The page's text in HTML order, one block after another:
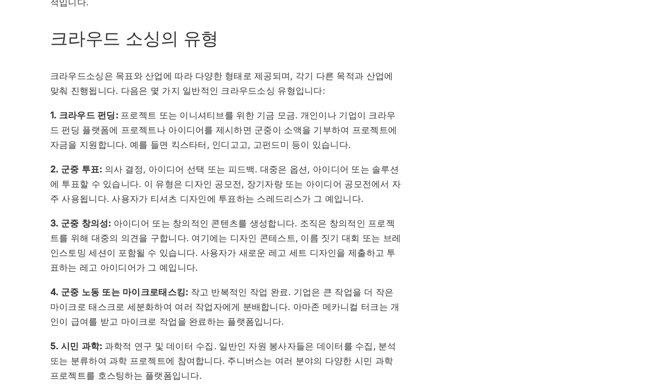
크라우드 소싱의 유형
크라우드소싱은 목표와 산업에 따라 다양한 형태로 제공되며, 각기 다른 목적과 산업에
맞춰 진행됩니다. 다음은 몇 가지 일반적인 크라우드소싱 유형입니다:
1. 크라우드 펀딩: 프로젝트 또는 이니셔티브를 위한 기금 모금. 개인이나 기업이 크라우
드 펀딩 플랫폼에 프로젝트나 아이디어를 제시하면 군중이 소액을 기부하여 프로젝트에
자금을 지원합니다. 예를 들면 킥스타터, 인디고고, 고펀드미 등이 있습니다.
2. 군중 투표: 의사 결정, 아이디어 선택 또는 피드백. 대중은 옵션, 아이디어 또는 솔루션
에 투표할 수 있습니다. 이 유형은 디자인 공모전, 장기자랑 또는 아이디어 공모전에서 자
주 사용됩니다. 사용자가 티셔츠 디자인에 투표하는 스레드리스가 그 예입니다.
3. 군중 창의성: 아이디어 또는 창의적인 콘텐츠를 생성합니다. 조직은 창의적인 프로젝
트를 위해 대중의 의견을 구합니다. 여기에는 디자인 콘테스트, 이름 짓기 대회 또는 브레
인스토밍 세션이 포함될 수 있습니다. 사용자가 새로운 레고 세트 디자인을 제출하고 투
표하는 레고 아이디어가 그 예입니다.
4. 군중 노동 또는 마이크로태스킹: 작고 반복적인 작업 완료. 기업은 큰 작업을 더 작은
마이크로 태스크로 세분화하여 여러 작업자에게 분배합니다. 아마존 메카니컬 터크는 개
인이 급여를 받고 마이크로 작업을 완료하는 플랫폼입니다.
5. 시민 과학: 과학적 연구 및 데이터 수집. 일반인 자원 봉사자들은 데이터를 수집, 분석
또는 분류하여 과학 프로젝트에 참여합니다. 주니버스는 여러 분야의 다양한 시민 과학
프로젝트를 호스팅하는 플랫폼입니다.